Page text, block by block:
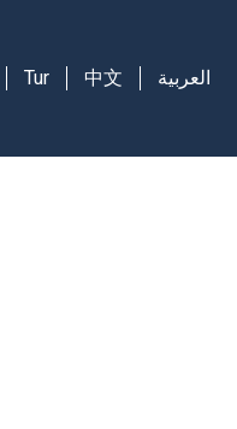
Tur 中文 العربية